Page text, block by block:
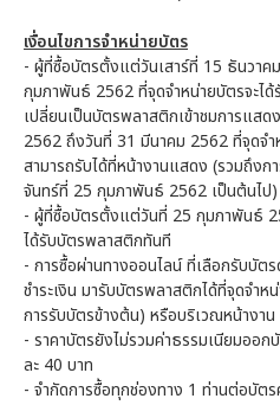
เงื่อนไขการจำหน่ายบัตร
- ผู้ที่ซื้อบัตรตั้งแต่วันเสาร์ที่ 15 ธันวา
กุมภาพันธ์ 2562 ที่จุดจำหน่ายบัตรจะไ
เปลี่ยนเป็นบัตรพลาสติกเข้าชมการแส
2562 ถึงวันที่ 31 มีนาคม 2562 ที่จุดจ
สามารถรับได้ที่หน้างานแสดง (รวมถึงก
จันทร์ที่ 25 กุมภาพันธ์ 2562 เป็นต้นไป)
- ผู้ที่ซื้อบัตรตั้งแต่วันที่ 25 กุมภาพันธ์
ได้รับบัตรพลาสติกทันที
- การซื้อผ่านทางออนไลน์ ที่เลือกรับบัต
ชำระเงิน มารับบัตรพลาสติกได้ที่จุดจำห
การรับบัตรข้างต้น) หรือบริเวณหน้างา
- ราคาบัตรยังไม่รวมค่าธรรมเนียมออ
ละ 40 บาท
- จำกัดการซื้อทุกช่องทาง 1 ท่านต่อบัตร